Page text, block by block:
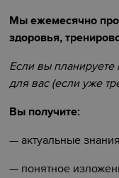
Мы ежемесячно
здоровья,
Если вы планируете
для вас (если уже
Вы получите:
— актуальные
— понятное